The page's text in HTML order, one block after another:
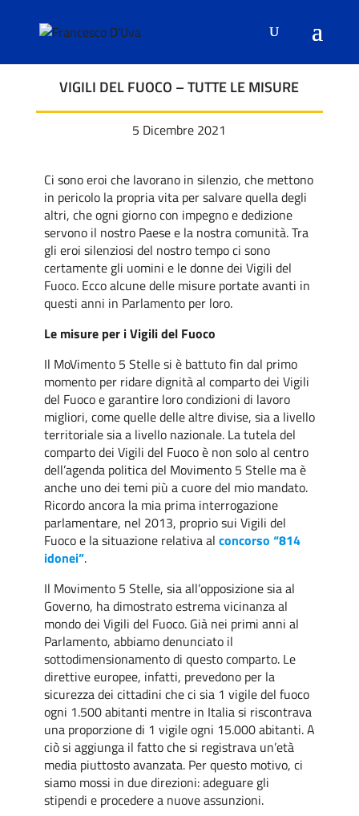
VIGILI DEL FUOCO – TUTTE LE MISURE
5 Dicembre 2021
Ci sono eroi che lavorano in silenzio, che mettono
in pericolo la propria vita per salvare quella degli
altri, che ogni giorno con impegno e dedizione
servono il nostro Paese e la nostra comunità. Tra
gli eroi silenziosi del nostro tempo ci sono
certamente gli uomini e le donne dei Vigili del
Fuoco. Ecco alcune delle misure portate avanti in
questi anni in Parlamento per loro.
Le misure per i Vigili del Fuoco
Il MoVimento 5 Stelle si è battuto fin dal primo
momento per ridare dignità al comparto dei Vigili
del Fuoco e garantire loro condizioni di lavoro
migliori, come quelle delle altre divise, sia a livello
territoriale sia a livello nazionale. La tutela del
comparto dei Vigili del Fuoco è non solo al centro
dell’agenda politica del Movimento 5 Stelle ma è
anche uno dei temi più a cuore del mio mandato.
Ricordo ancora la mia prima interrogazione
parlamentare, nel 2013, proprio sui Vigili del
Fuoco e la situazione relativa al concorso “814
idonei”.
Il Movimento 5 Stelle, sia all’opposizione sia al
Governo, ha dimostrato estrema vicinanza al
mondo dei Vigili del Fuoco. Già nei primi anni al
Parlamento, abbiamo denunciato il
sottodimensionamento di questo comparto. Le
direttive europee, infatti, prevedono per la
sicurezza dei cittadini che ci sia 1 vigile del fuoco
ogni 1.500 abitanti mentre in Italia si riscontrava
una proporzione di 1 vigile ogni 15.000 abitanti. A
ciò si aggiunga il fatto che si registrava un’età
media piuttosto avanzata. Per questo motivo, ci
siamo mossi in due direzioni: adeguare gli
stipendi e procedere a nuove assunzioni.